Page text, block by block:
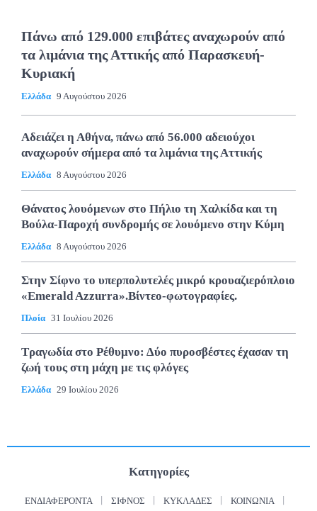
Πάνω από 129.000 επιβάτες αναχωρούν από
τα λιμάνια της Αττικής από Παρασκευή-
Κυριακή
Ελλάδα 9 Αυγούστου 2026
Αδειάζει η Αθήνα, πάνω από 56.000 αδειούχοι
αναχωρούν σήμερα από τα λιμάνια της Αττικής
Ελλάδα 8 Αυγούστου 2026
Θάνατος λουόμενων στο Πήλιο τη Χαλκίδα και τη
Βούλα-Παροχή συνδρομής σε λουόμενο στην Κύμη
Ελλάδα 8 Αυγούστου 2026
Στην Σίφνο το υπερπολυτελές μικρό κρουαζιερόπλοιο
«Emerald Azzurra».Βίντεο-φωτογραφίες.
Πλοία 31 Ιουλίου 2026
Τραγωδία στο Ρέθυμνο: Δύο πυροσβέστες έχασαν τη
ζωή τους στη μάχη με τις φλόγες
Ελλάδα 29 Ιουλίου 2026
Κατηγορίες
ΕΝΔΙΑΦΈΡΟΝΤΑ ΣΊΦΝΟΣ ΚΥΚΛΆΔΕΣ ΚΟΙΝΩΝΊΑ